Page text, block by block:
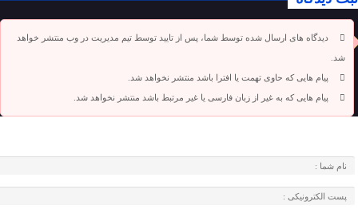
دیدگاه های ارسال شده توسط شما، پس از تایید توسط تیم مدیریت در وب منتشر خواهد
شد.
پیام هایی که حاوی تهمت یا افترا باشد منتشر نخواهد شد.
پیام هایی که به غیر از زبان فارسی یا غیر مرتبط باشد منتشر نخواهد شد.